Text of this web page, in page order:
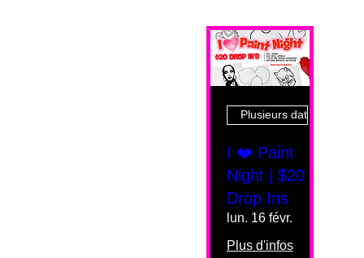
Plusieurs dates
I ❤️ Paint
Night | $20
Drop Ins
lun. 16 févr.
Plus d'infos